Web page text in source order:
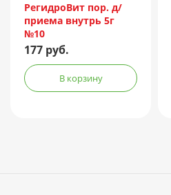
РегидроВит пор. д/
приема внутрь 5г
№10
177 руб.
В корзину